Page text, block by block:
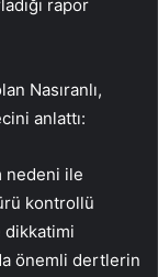
rapor
Nasıranlı,
anlattı:
nedeni ile
kontrollü
dikkatimi
önemli dertlerin